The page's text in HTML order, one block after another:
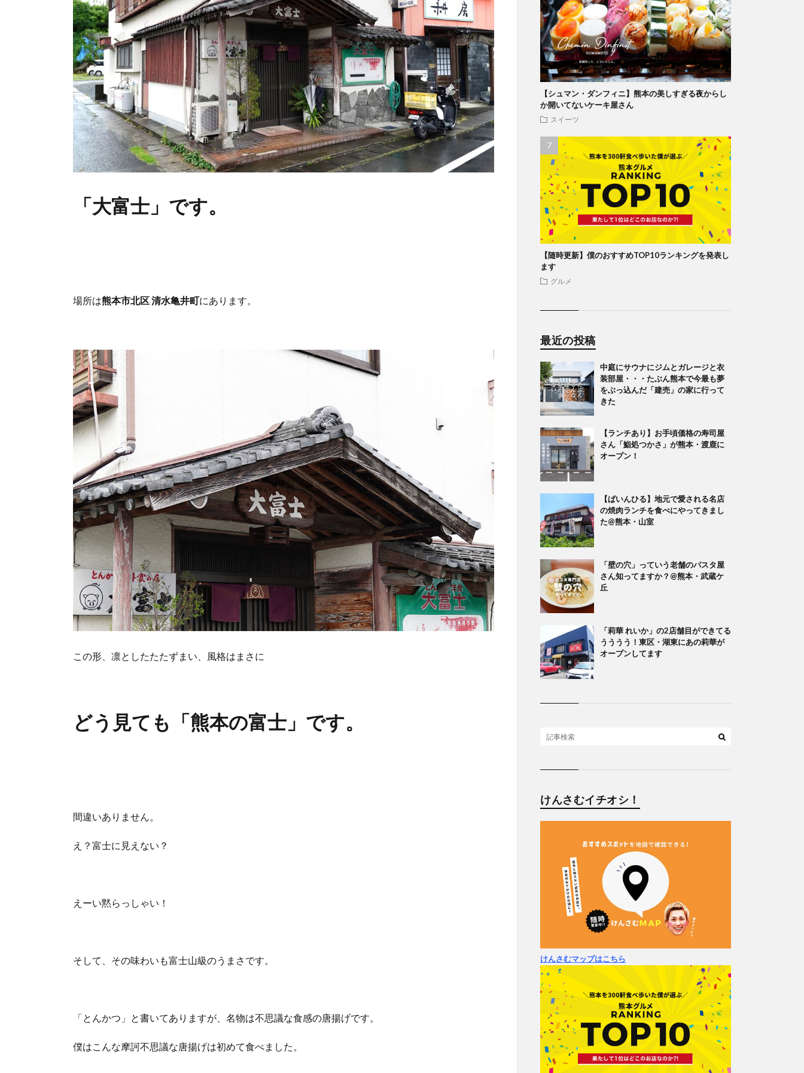
「大富士」です。
場所は熊本市北区 清水亀井町にあります。
この形、凛としたたたずまい、風格はまさに
どう見ても「熊本の富士」です。
間違いありません。
え？富士に見えない？
えーい黙らっしゃい！
そして、その味わいも富士山級のうまさです。
「とんかつ」と書いてありますが、名物は不思議な食感の唐揚げです。
僕はこんな摩訶不思議な唐揚げは初めて食べました。
【シュマン・ダンフィニ】熊本の美しすぎる夜からし
か開いてないケーキ屋さん
スイーツ
【随時更新】僕のおすすめTOP10ランキングを発表し
ます
グルメ
最近の投稿
中庭にサウナにジムとガレージと衣
装部屋・・・たぶん熊本で今最も夢
をぶっ込んだ「建売」の家に行って
きた
【ランチあり】お手頃価格の寿司屋
さん「鮨処つかさ」が熊本・渡鹿に
オープン！
【ぱいんひる】地元で愛される名店
の焼肉ランチを食べにやってきまし
た@熊本・山室
「壁の穴」っていう老舗のパスタ屋
さん知ってますか？@熊本・武蔵ケ
丘
「莉華 れいか」の2店舗目ができてる
うううう！東区・湖東にあの莉華が
オープンしてます
けんさむイチオシ！
けんさむマップはこちら